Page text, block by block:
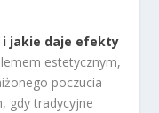
i jakie daje efekty
estetycznym,
poczucia
gdy tradycyjne